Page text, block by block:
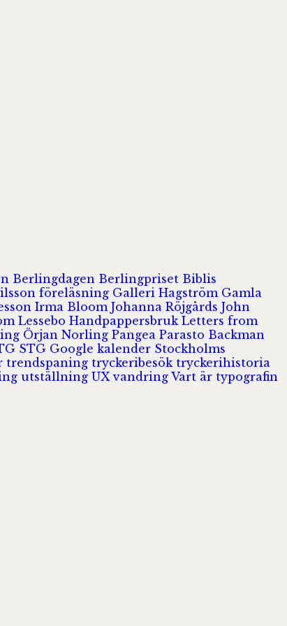
Berlingdagen Berlingpriset Biblis
föreläsning Galleri Hagström Gamla
Irma Bloom Johanna Röjgårds John
Lessebo Handpappersbruk Letters from
Örjan Norling Pangea Parasto Backman
STG Google kalender Stockholms
trendspaning tryckeribesök tryckerihistoria
utställning UXvandring Vart är typografin